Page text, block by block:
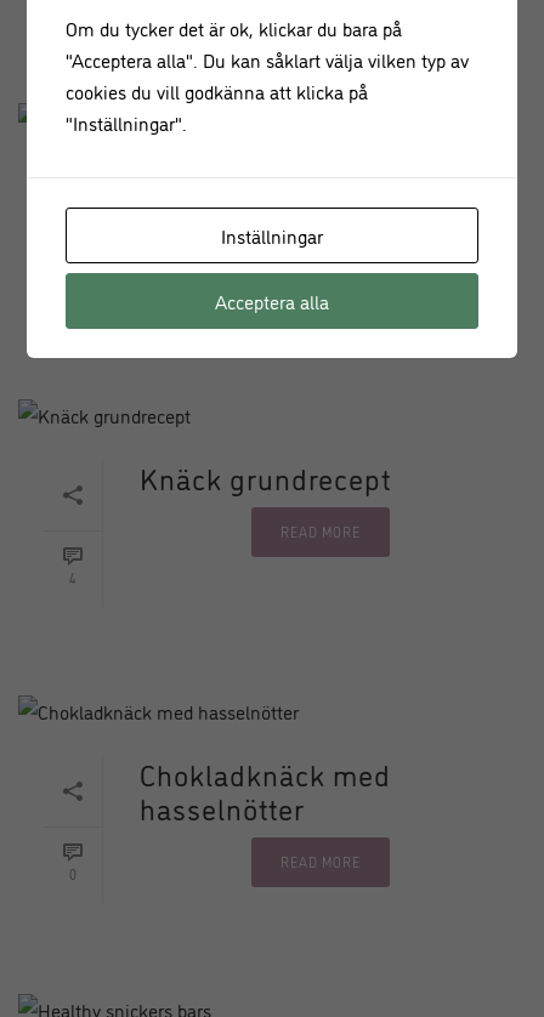
Ischoklad
READ MORE
4
Knäck grundrecept
READ MORE
0
Chokladknäck med
hasselnötter
READ MORE
Om du tycker det är ok, klickar du bara på
"Acceptera alla". Du kan såklart välja vilken typ av
cookies du vill godkänna att klicka på
"Inställningar".
Inställningar
Acceptera alla